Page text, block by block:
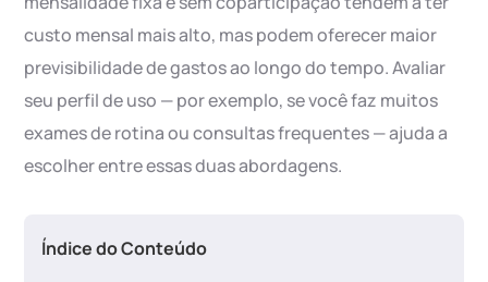
custo mensal mais alto, mas podem oferecer maior
previsibilidade de gastos ao longo do tempo. Avaliar
seu perfil de uso — por exemplo, se você faz muitos
exames de rotina ou consultas frequentes — ajuda a
escolher entre essas duas abordagens.
Índice do Conteúdo